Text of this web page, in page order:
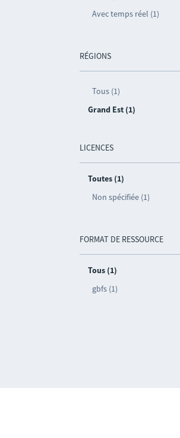
Avec temps réel (1)
RÉGIONS
Tous (1)
Grand Est (1)
LICENCES
Toutes (1)
Non spécifiée (1)
FORMAT DE RESSOURCE
Tous (1)
gbfs (1)